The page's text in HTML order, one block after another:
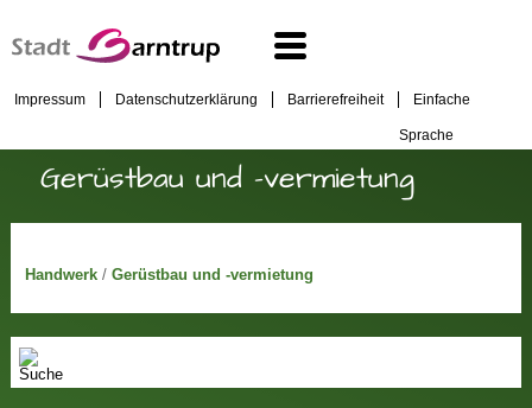
Impressum Datenschutzerklärung Barrierefreiheit Einfache
Sprache
Gerüstbau und -vermietung
Handwerk/ Gerüstbau und -vermietung